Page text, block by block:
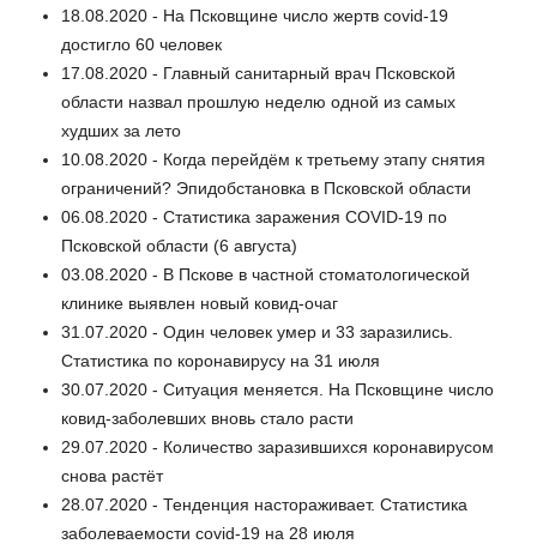
18.08.2020 - На Псковщине число жертв covid-19
достигло 60 человек
17.08.2020 - Главный санитарный врач Псковской
области назвал прошлую неделю одной из самых
худших за лето
10.08.2020 - Когда перейдём к третьему этапу снятия
ограничений? Эпидобстановка в Псковской области
06.08.2020 - Статистика заражения COVID-19 по
Псковской области (6 августа)
03.08.2020 - В Пскове в частной стоматологической
клинике выявлен новый ковид-очаг
31.07.2020 - Один человек умер и 33 заразились.
Статистика по коронавирусу на 31 июля
30.07.2020 - Ситуация меняется. На Псковщине число
ковид-заболевших вновь стало расти
29.07.2020 - Количество заразившихся коронавирусом
снова растёт
28.07.2020 - Тенденция настораживает. Статистика
заболеваемости covid-19 на 28 июля